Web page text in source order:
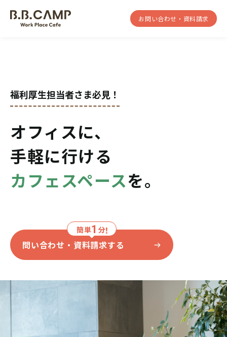
お問い合わせ・資料請求
福利厚生担当者さま必見！
オフィスに、
手軽に行ける
カフェスペースを。
簡単1分
！
問い合わせ・資料請求する